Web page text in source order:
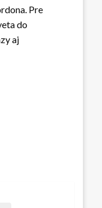
Pre
do
aj